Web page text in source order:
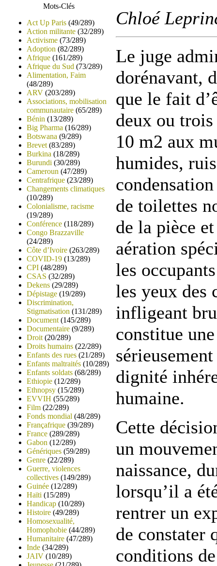
Mots-Clés
Act Up Paris (49/289)
Action militante (32/289)
Activisme (73/289)
Adoption (82/289)
Afrique (161/289)
Afrique du Sud (73/289)
Alimentation, Faim
(48/289)
ARV (203/289)
Associations, mobilisation
communautaire (65/289)
Bénin (13/289)
Big Pharma (16/289)
Botswana (9/289)
Brevet (83/289)
Burkina (18/289)
Burundi (30/289)
Cameroun (47/289)
Centrafrique (23/289)
Changements climatiques
(10/289)
Colonialisme, racisme
(19/289)
Conférence (118/289)
Congo Brazzaville
(24/289)
Côte d’Ivoire (263/289)
COVID-19 (13/289)
CPI (48/289)
CSAS (32/289)
Dekens (29/289)
Dépistage (19/289)
Discrimination,
Stigmatisation (131/289)
Document (145/289)
Documentaire (9/289)
Droit (20/289)
Droits humains (22/289)
Enfants des rues (21/289)
Enfants maltraités (10/289)
Enfants soldats (68/289)
Ethiopie (12/289)
Ethnopsy (15/289)
EVVIH (55/289)
Film (22/289)
Fonds mondial (48/289)
Françafrique (39/289)
France (289/289)
Gabon (12/289)
Génériques (59/289)
Genre (22/289)
Guerre, violences
collectives (149/289)
Guinée (12/289)
Haïti (15/289)
Handicap (10/289)
Histoire (49/289)
Homosexualité,
Homophobie (44/289)
Humanitaire (47/289)
Inde (34/289)
JAIV (10/289)
Chloé
Le juge
dorénavant,
que le fait
deux ou
10 m2 aux
humides,
de toilettes
de la pièce
aération
les
les yeux des
infligeant
constitue
dignité
humaine.
Cette
un
naissance,
lorsqu’il a
rentrer un
de constater
conditions